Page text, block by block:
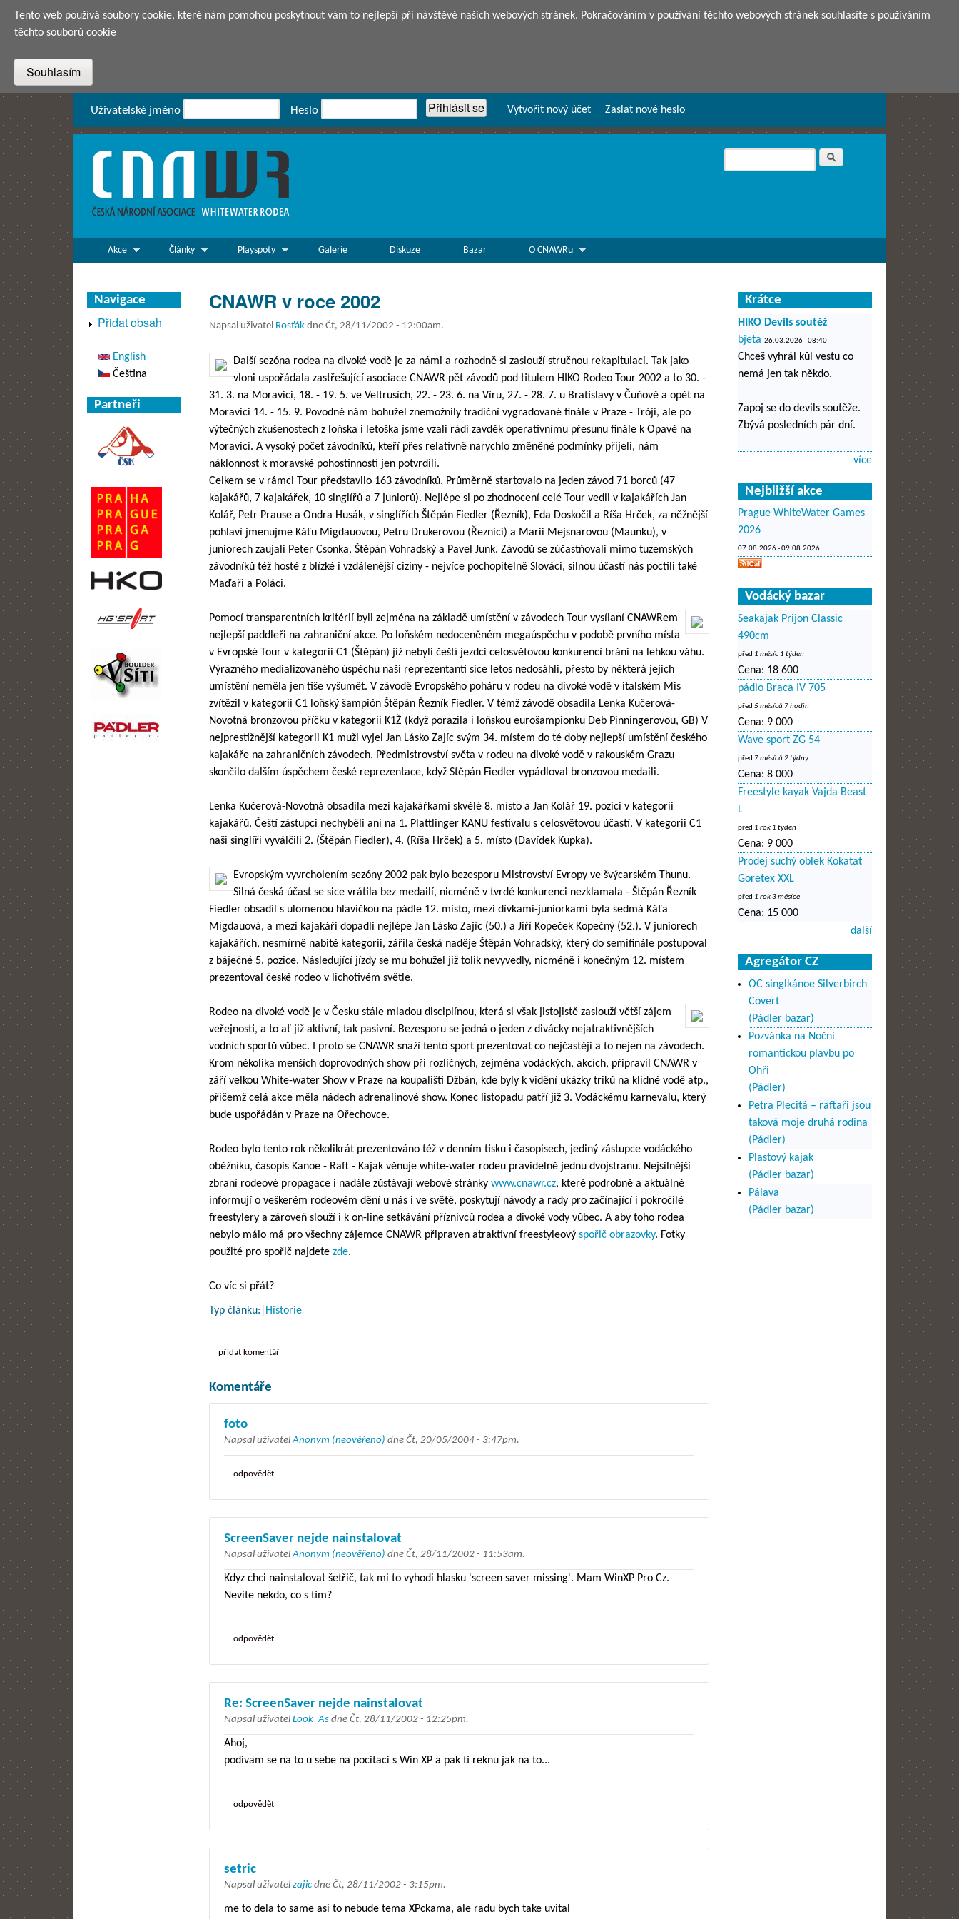
Přejít k hlavnímu obsahu
Tento web používá soubory cookie, které nám pomohou poskytnout vám to nejlepší při návštěvě našich webových stránek. Pokračováním v používání těchto webových stránek souhlasíte s používáním
těchto souborů cookie
Přihlášení
Uživatelské jméno Heslo Vytvořit nový účet Zaslat nové heslo
CNAWR -
Česká
Národní
Whitewater
Vyhledávání
Main menu
Akce Články Playspoty Galerie Diskuze Bazar O CNAWRu
CNAWR v roce 2002
Napsal uživatel Rosťák dne Čt, 28/11/2002 - 12:00am.
Další sezóna rodea na divoké vodě je za námi a rozhodně si zaslouží stručnou rekapitulaci. Tak jako
vloni uspořádala zastřešující asociace CNAWR pět závodů pod titulem HIKO Rodeo Tour 2002 a to 30. -
31. 3. na Moravici, 18. - 19. 5. ve Veltrusích, 22. - 23. 6. na Víru, 27. - 28. 7. u Bratislavy v Čuňově a opět na
Moravici 14. - 15. 9. Povodně nám bohužel znemožnily tradiční vygradované finále v Praze - Tróji, ale po
výtečných zkušenostech z loňska i letoška jsme vzali rádi zavděk operativnímu přesunu finále k Opavě na
Moravici. A vysoký počet závodníků, kteří přes relativně narychlo změněné podmínky přijeli, nám
náklonnost k moravské pohostinnosti jen potvrdili.
Celkem se v rámci Tour představilo 163 závodníků. Průměrně startovalo na jeden závod 71 borců (47
kajakářů, 7 kajakářek, 10 singlířů a 7 juniorů). Nejlépe si po zhodnocení celé Tour vedli v kajakářích Jan
Kolář, Petr Prause a Ondra Husák, v singlířích Štěpán Fiedler (Řezník), Eda Doskočil a Ríša Hrček, za něžnější
pohlaví jmenujme Káťu Migdauovou, Petru Drukerovou (Řeznici) a Marii Mejsnarovou (Maunku), v
juniorech zaujali Peter Csonka, Štěpán Vohradský a Pavel Junk. Závodů se zúčastňovali mimo tuzemských
závodníků též hosté z blízké i vzdálenější ciziny - nejvíce pochopitelně Slováci, silnou účastí nás poctili také
Maďaři a Poláci.
Pomocí transparentních kritérií byli zejména na základě umístění v závodech Tour vysílaní CNAWRem
nejlepší paddleři na zahraniční akce. Po loňském nedoceněném megaúspěchu v podobě prvního místa
v Evropské Tour v kategorii C1 (Štěpán) již nebyli čeští jezdci celosvětovou konkurencí bráni na lehkou váhu.
Výrazného medializovaného úspěchu naši reprezentanti sice letos nedosáhli, přesto by některá jejich
umístění neměla jen tiše vyšumět. V závodě Evropského poháru v rodeu na divoké vodě v italském Mis
zvítězil v kategorii C1 loňský šampión Štěpán Řezník Fiedler. V témž závodě obsadila Lenka Kučerová-
Novotná bronzovou příčku v kategorii K1Ž (když porazila i loňskou eurošampionku Deb Pinningerovou, GB) V
nejprestižnější kategorii K1 muži vyjel Jan Lásko Zajíc svým 34. místem do té doby nejlepší umístění českého
kajakáře na zahraničních závodech. Předmistrovství světa v rodeu na divoké vodě v rakouském Grazu
skončilo dalším úspěchem české reprezentace, když Stěpán Fiedler vypádloval bronzovou medaili.
Lenka Kučerová-Novotná obsadila mezi kajakářkami skvělé 8. místo a Jan Kolář 19. pozici v kategorii
kajakářů. Čeští zástupci nechyběli ani na 1. Plattlinger KANU festivalu s celosvětovou účastí. V kategorii C1
naši singlíři vyválčili 2. (Štěpán Fiedler), 4. (Ríša Hrček) a 5. místo (Davídek Kupka).
Evropským vyvrcholením sezóny 2002 pak bylo bezesporu Mistrovství Evropy ve švýcarském Thunu.
Silná česká účast se sice vrátila bez medailí, nicméně v tvrdé konkurenci nezklamala - Štěpán Řezník
Fiedler obsadil s ulomenou hlavičkou na pádle 12. místo, mezi dívkami-juniorkami byla sedmá Káťa
Migdauová, a mezi kajakáři dopadli nejlépe Jan Lásko Zajíc (50.) a Jiří Kopeček Kopečný (52.). V juniorech
kajakářích, nesmírně nabité kategorii, zářila česká naděje Štěpán Vohradský, který do semifinále postupoval
z báječné 5. pozice. Následující jízdy se mu bohužel již tolik nevyvedly, nicméně i konečným 12. místem
prezentoval české rodeo v lichotivém světle.
Rodeo na divoké vodě je v Česku stále mladou disciplínou, která si však jistojistě zaslouží větší zájem
veřejnosti, a to ať již aktivní, tak pasivní. Bezesporu se jedná o jeden z divácky nejatraktivnějších
vodních sportů vůbec. I proto se CNAWR snaží tento sport prezentovat co nejčastěji a to nejen na závodech.
Krom několika menších doprovodných show při rozličných, zejména vodáckých, akcích, připravil CNAWR v
září velkou White-water Show v Praze na koupališti Džbán, kde byly k vidění ukázky triků na klidné vodě atp.,
přičemž celá akce měla nádech adrenalinové show. Konec listopadu patří již 3. Vodáckému karnevalu, který
bude uspořádán v Praze na Ořechovce.
Rodeo bylo tento rok několikrát prezentováno též v denním tisku i časopisech, jediný zástupce vodáckého
oběžníku, časopis Kanoe - Raft - Kajak věnuje white-water rodeu pravidelně jednu dvojstranu. Nejsilnější
zbraní rodeové propagace i nadále zůstávají webové stránky www.cnawr.cz, které podrobně a aktuálně
informují o veškerém rodeovém dění u nás i ve světě, poskytují návody a rady pro začínající i pokročilé
freestylery a zároveň slouží i k on-line setkávání příznivců rodea a divoké vody vůbec. A aby toho rodea
nebylo málo má pro všechny zájemce CNAWR připraven atraktivní freestyleový spořič obrazovky. Fotky
použité pro spořič najdete zde.
Co víc si přát?
Typ článku: Historie
přidat komentář
Komentáře
foto
Napsal uživatelAnonym (neověřeno) dne Čt, 20/05/2004 - 3:47pm.
odpovědět
ScreenSaver nejde nainstalovat
Napsal uživatelAnonym (neověřeno) dne Čt, 28/11/2002 - 11:53am.
Kdyz chci nainstalovat šetřič, tak mi to vyhodi hlasku 'screen saver missing'. Mam WinXP Pro Cz.
Nevite nekdo, co s tim?
odpovědět
Re: ScreenSaver nejde nainstalovat
Napsal uživatel Look_As dne Čt, 28/11/2002 - 12:25pm.
Ahoj,
podivam se na to u sebe na pocitaci s Win XP a pak ti reknu jak na to...
odpovědět
setric
Napsal uživatel zajic dne Čt, 28/11/2002 - 3:15pm.
me to dela to same asi to nebude tema XPckama, ale radu bych take uvital
Navigace
Přidat obsah
English
Čeština
Partneři
Krátce
HIKO Devils soutěž
bjeta 26.03.2026 - 08:40
Chceš vyhrál kůl vestu co
nemá jen tak někdo.
Zapoj se do devils soutěže.
Zbývá posledních pár dní.
více
Nejbližší akce
Prague WhiteWater Games
2026
07.08.2026-09.08.2026
Vodácký bazar
Seakajak Prijon Classic
490cm
před 1 měsíc 1 týden
Cena: 18 600
pádlo Braca IV 705
před 5 měsíců 7 hodin
Cena: 9 000
Wave sport ZG 54
před 7 měsíců 2 týdny
Cena: 8 000
Freestyle kayak Vajda Beast
L
před 1 rok 1 týden
Cena: 9 000
Prodej suchý oblek Kokatat
Goretex XXL
před 1 rok 3 měsíce
Cena: 15 000
další
Agregátor CZ
OC singlkánoe Silverbirch
Covert
(Pádler bazar)
Pozvánka na Noční
romantickou plavbu po
Ohři
(Pádler)
Petra Plecitá – raftaři jsou
taková moje druhá rodina
(Pádler)
Plastový kajak
(Pádler bazar)
Pálava
(Pádler bazar)